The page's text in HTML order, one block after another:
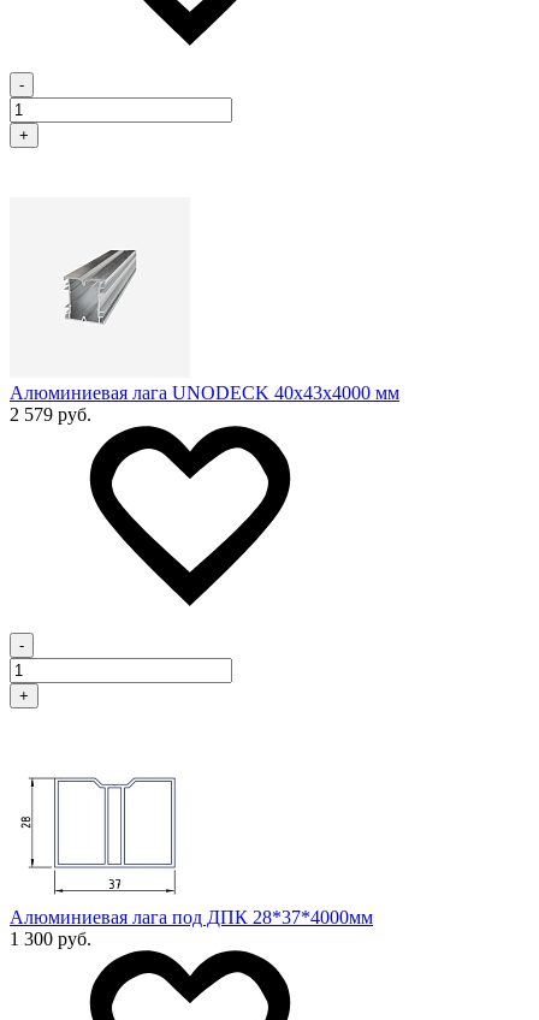
-
+
Алюминиевая лага UNODECK 40х43x4000 мм
2 579 руб.
-
+
Алюминиевая лага под ДПК 28*37*4000мм
1 300 руб.